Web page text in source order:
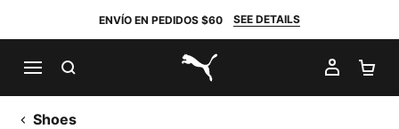
ENVÍO EN PEDIDOS $60 SEE DETAILS
PUMA.com
MI
Shoes